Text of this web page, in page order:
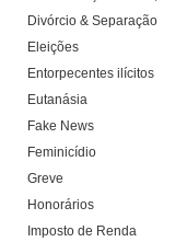
Divórcio & Separação
Eleições
Entorpecentes ilícitos
Eutanásia
Fake News
Feminicídio
Greve
Honorários
Imposto de Renda